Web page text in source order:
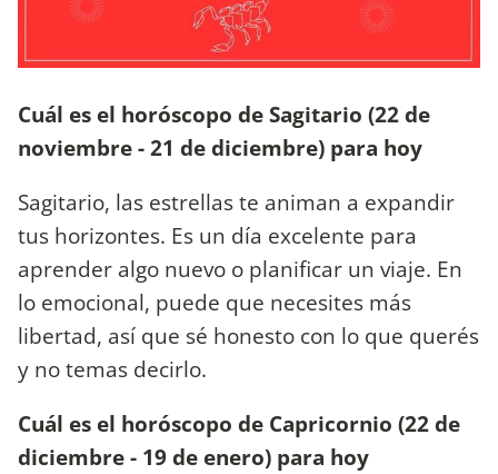
Cuál es el horóscopo de Sagitario (22 de
noviembre - 21 de diciembre) para hoy
Sagitario, las estrellas te animan a expandir
tus horizontes. Es un día excelente para
aprender algo nuevo o planificar un viaje. En
lo emocional, puede que necesites más
libertad, así que sé honesto con lo que querés
y no temas decirlo.
Cuál es el horóscopo de Capricornio (22 de
diciembre - 19 de enero) para hoy